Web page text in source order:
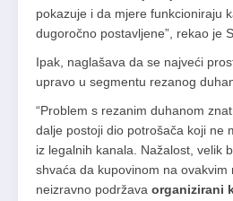
pokazuje i da mjere funkcioniraju
dugoročno postavljene”, rekao je
Ipak, naglašava da se najveći
upravo u segmentu rezanog
“Problem s rezanim duhanom
dalje postoji dio potrošača koji ne
iz legalnih kanala. Nažalost, velik
shvaća da kupovinom na ovakvim
neizravno podržava organizirani